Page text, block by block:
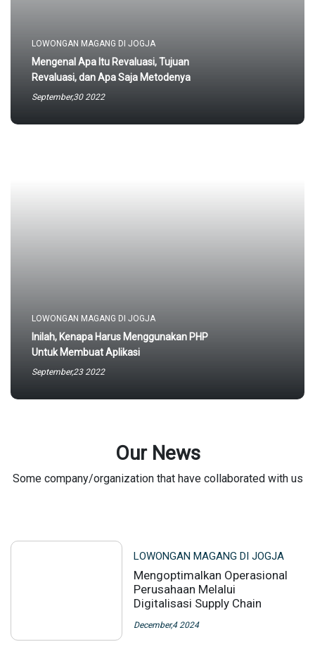
LOWONGAN MAGANG DI JOGJA
Mengenal Apa Itu Revaluasi, Tujuan
Revaluasi, dan Apa Saja Metodenya
September,30 2022
LOWONGAN MAGANG DI JOGJA
Inilah, Kenapa Harus Menggunakan PHP
Untuk Membuat Aplikasi
September,23 2022
Our News
Some company/organization that have collaborated with us
LOWONGAN MAGANG DI JOGJA
Mengoptimalkan Operasional
Perusahaan Melalui
Digitalisasi Supply Chain
December,4 2024